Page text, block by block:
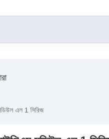
এল 1 সিরিজ